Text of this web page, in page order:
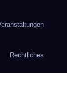
Rechtliches